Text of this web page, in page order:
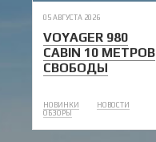
05 АВГУСТА 2026
VOYAGER 980
CABIN 10 МЕТРОВ
СВОБОДЫ
НОВИНКИ
НОВОСТИ
ОБЗОРЫ